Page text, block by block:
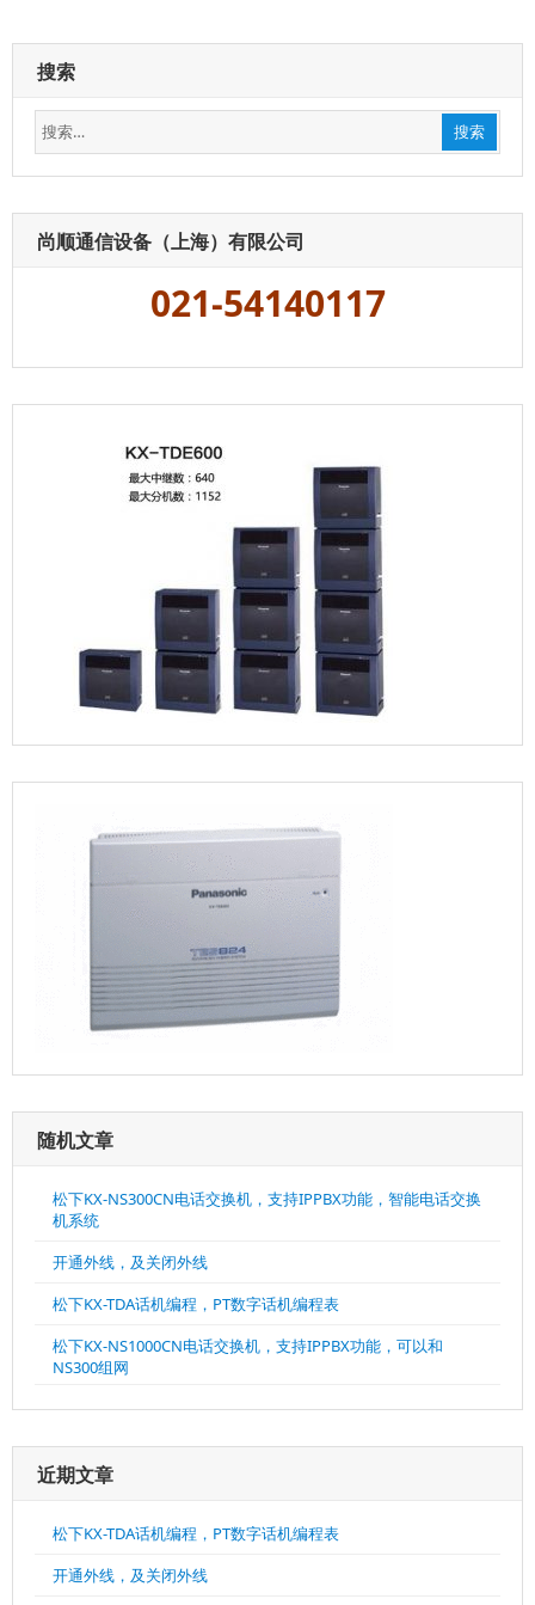
容
SIP
电
机
搜索
搜
索：
搜索
尚顺通信设备（上海）有限公司
021-54140117
随机文章
松下KX-NS300CN电话交换机，支持IPPBX功能，智能电话交换
机系统
开通外线，及关闭外线
松下KX-TDA话机编程，PT数字话机编程表
松下KX-NS1000CN电话交换机，支持IPPBX功能，可以和
NS300组网
近期文章
松下KX-TDA话机编程，PT数字话机编程表
开通外线，及关闭外线